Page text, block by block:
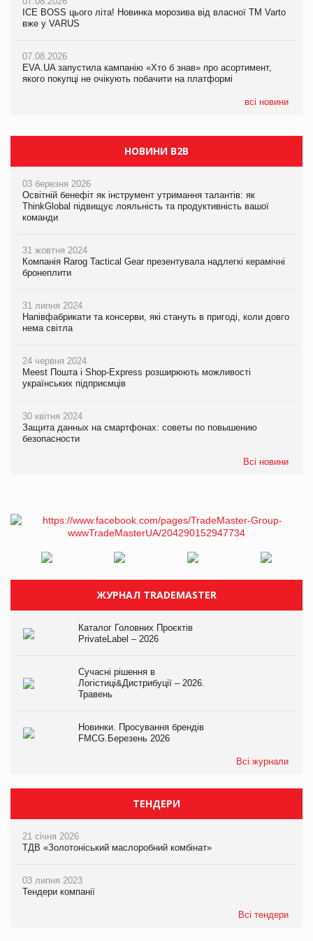
ICE BOSS цього літа! Новинка морозива від власної ТМ Varto
вже у VARUS
07.08.2026
EVA.UA запустила кампанію «Хто б знав» про асортимент,
якого покупці не очікують побачити на платформі
всі новини
06.08.2026
Смачна новинка для хвостатих: у VARUS з’явилися паучі
05.08.2026
Мережа супермаркетів VARUS купує мережу магазинів
НОВИНИ B2B
03 березня 2026
Освітній бенефіт як інструмент утримання талантів: як
ThinkGlobal підвищує лояльність та продуктивність вашої
команди
31 жовтня 2024
Компанія Rarog Tactical Gear презентувала надлегкі керамічні
бронеплити
31 липня 2024
Напівфабрикати та консерви, які стануть в пригоді, коли довго
нема світла
24 червня 2024
Meest Пошта і Shop-Express розширюють можливості
українських підприємців
30 квітня 2024
Защита данных на смартфонах: советы по повышению
безопасности
Всі новини
ЖУРНАЛ TRADEMASTER
Каталог Головних Проєктів
PrivateLabel – 2026
Сучасні рішення в
Логістиці&Дистрибуції – 2026.
Травень
Новинки. Просування брендів
FMCG.Березень 2026
Всі журнали
ТЕНДЕРИ
21 січня 2026
ТДВ «Золотоніський маслоробний комбінат»
03 липня 2023
Тендери компанії
Всі тендери